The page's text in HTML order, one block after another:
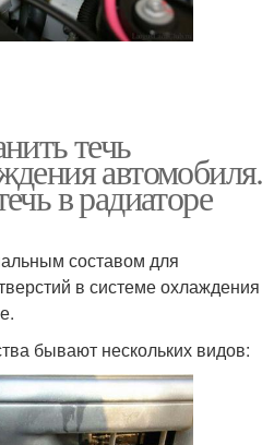
течь
автомобиля.
в радиаторе
составом для
в системе охлаждения
бывают нескольких видов: